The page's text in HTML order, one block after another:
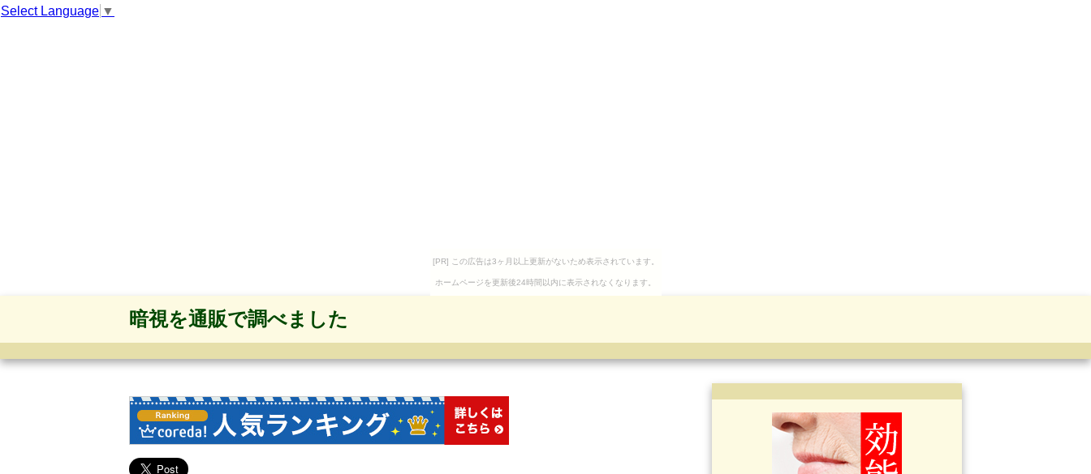
Select Language ▼
[PR] この広告は3ヶ月以上更新がないため表示されています。
ホームページを更新後24時間以内に表示されなくなります。
暗視を通販で調べました